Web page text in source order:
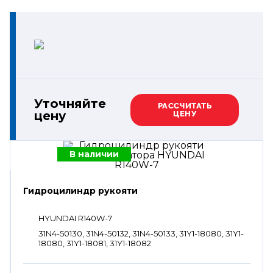
Уточняйте
цену
РАССЧИТАТЬ
ЦЕНУ
В наличии
Гидроцилиндр рукояти
HYUNDAI R140W-7
31N4-50130, 31N4-50132, 31N4-50133, 31Y1-18080, 31Y1-
18080, 31Y1-18081, 31Y1-18082